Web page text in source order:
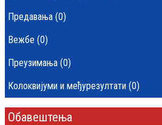
Предавања (0)
Вежбе (0)
Преузимања (0)
Колоквијуми и међурезултати (0)
Обавештења